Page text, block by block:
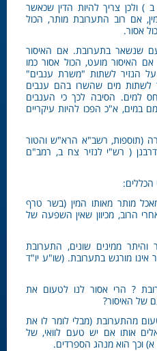
) ולכן צריך להיות הדין שכאשר
אם רוב התערובת מותר, הכול
אסור.
שנשאר בתערובת. אם האיסור
האיסור מועט, הכול אסור כמו
הנזיר לשתות "משרת ענבים"
לשתות מים שהשרו בהם ענבים
למים. הסיבה לכך כי הענבים
במים, א"כ הפכו להיות עיקריים
(תוספות, רשב"א הרא"ש והטור
( רש"י לנזיר צח ב, רמב"ם
הכללים:
מותר מאותו המין (בשר טרף
הרוב, מכיוון שאין השפעה של
ממינים שונים, התערובת
מורגש בתערובת. (שו"ע יו"ד
? הרי אסור לנו לטעום את
של האיסור?
מהתערובת (מבלי לומר לו את
אותו אם יש טעם לוואי, של
וכך הוא מנהג הספרדים.